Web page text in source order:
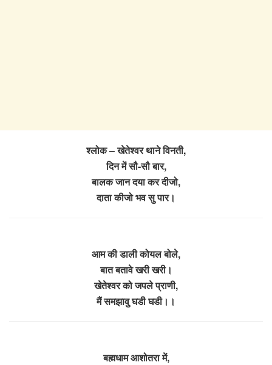
श्लोक – खेतेश्वर थाने विनती,
दिन में सौ-सौ बार,
बालक जान दया कर दीजो,
दाता कीजो भव सु पार।
आम की डाली कोयल बोले,
बात बतावे खरी खरी।
खेतेश्वर को जपले प्राणी,
मैं समझावु घडी घडी।।
बह्मधाम आशोतरा में,